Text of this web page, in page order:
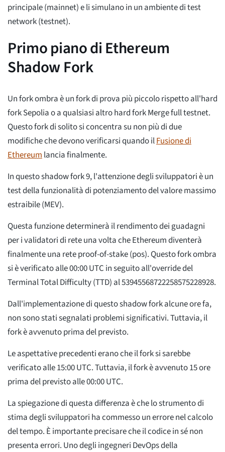
principale (mainnet) e li simulano in un ambiente di test
network (testnet).
Primo piano di Ethereum
Shadow Fork
Un fork ombra è un fork di prova più piccolo rispetto all'hard
fork Sepolia o a qualsiasi altro hard fork Merge full testnet.
Questo fork di solito si concentra su non più di due
modifiche che devono verificarsi quando ilFusione di
Ethereumlancia finalmente.
In questo shadow fork 9, l'attenzione degli sviluppatori è un
test della funzionalità di potenziamento del valore massimo
estraibile (MEV).
Questa funzione determinerà il rendimento dei guadagni
per i validatori di rete una volta che Ethereum diventerà
finalmente una rete proof-of-stake (pos). Questo fork ombra
si è verificato alle 00:00 UTC in seguito all'override del
Terminal Total Difficulty (TTD) al 53945568722258575228928.
Dall'implementazione di questo shadow fork alcune ore fa,
non sono stati segnalati problemi significativi. Tuttavia, il
fork è avvenuto prima del previsto.
Le aspettative precedenti erano che il fork si sarebbe
verificato alle 15:00 UTC. Tuttavia, il fork è avvenuto 15 ore
prima del previsto alle 00:00 UTC.
La spiegazione di questa differenza è che lo strumento di
stima degli sviluppatori ha commesso un errore nel calcolo
del tempo. È importante precisare che il codice in sé non
presenta errori. Uno degli ingegneri DevOps della